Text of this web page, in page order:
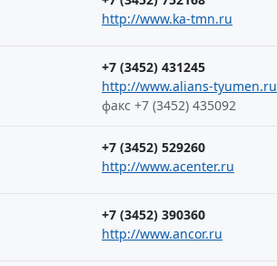
http://www.ka-tmn.ru
+7 (3452) 431245
http://www.alians-tyumen.ru
факс +7 (3452) 435092
+7 (3452) 529260
http://www.acenter.ru
+7 (3452) 390360
http://www.ancor.ru